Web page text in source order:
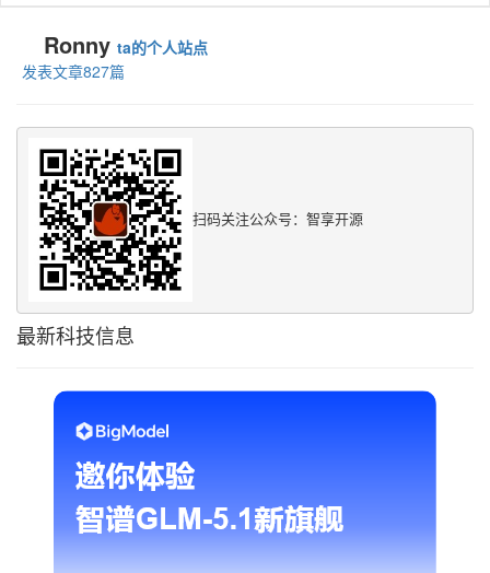
Ronny ta的个人站点
发表文章827篇
扫码关注公众号：智享开源
最新科技信息